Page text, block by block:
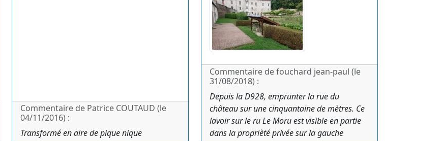
Commentaire de Patrice COUTAUD (le
04/11/2016) :
Transformé en aire de pique nique
Commentaire de fouchard jean-paul (le
31/08/2018) :
Depuis la D928, emprunter la rue du
château sur une cinquantaine de mètres. Ce
lavoir sur le ru Le Moru est visible en partie
dans la proprièté privée sur la gauche